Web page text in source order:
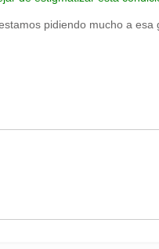
pidiendo mucho a esa